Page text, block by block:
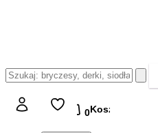
Koszyk 0Koszyk